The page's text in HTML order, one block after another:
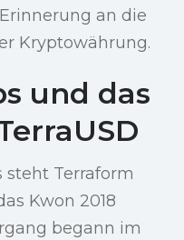
an die
Kryptowährung.
und das
steht Terraform
Kwon 2018
begann im